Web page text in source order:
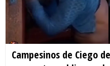
Campesinos de Ciego